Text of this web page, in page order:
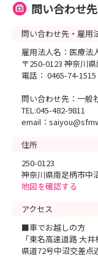
問い合わせ先
問い合わせ先・雇用
雇用法人名：医療法
〒250-0123 神奈川
電話： 0465-74-1515
問い合わせ先：一
TEL:045-482-9811
email：
住所
250-0123
神奈川県南足柄市中
地図を確認する
アクセス
■車でお越しの方
「東名高速道路 大
県道72号中沼交差点